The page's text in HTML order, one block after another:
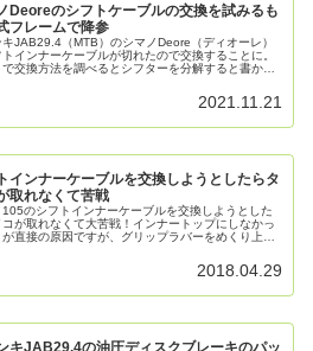
Deoreのシフトケーブルの交換を試みるも
フレームで降参
キJAB29.4（MTB）のシマノDeore（ディオーレ）
インナーケーブルが切れたので交換することに。
交換方法を調べるとシフターを分解すると書かれ
自分では交換できず結局あさひを頼ることになりま
2021.11.21
インナーケーブルを交換しようとしたらタ
取れなくて苦戦
105のシフトインナーケーブルを交換しようとした
コが取れなくて大苦戦！インナートップにしなかっ
直接の原因ですが、グリップラバーをめくり上げ
2018.04.29
キJAB29.4の油圧ディスクブレーキのパッ